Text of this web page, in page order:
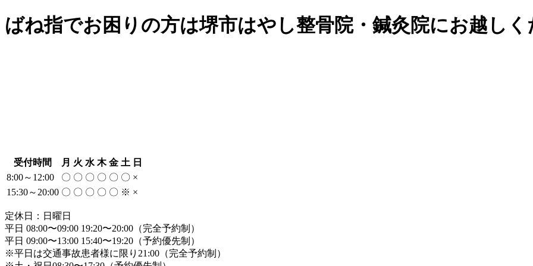
ばね指でお困りの方は堺市はやし整骨院・鍼灸院にお越し
受付時間 月 火 水 木 金 土 日
8:00～12:00
〇 〇 〇 〇 〇 〇 ×
15:30～20:00 〇 〇 〇 〇 〇 ※ ×
定休日：日曜日
平日 08:00〜09:00 19:20〜20:00（完全予約制）
平日 09:00〜13:00 15:40〜19:20（予約優先制）
※平日は交通事故患者様に限り21:00（完全予約制）